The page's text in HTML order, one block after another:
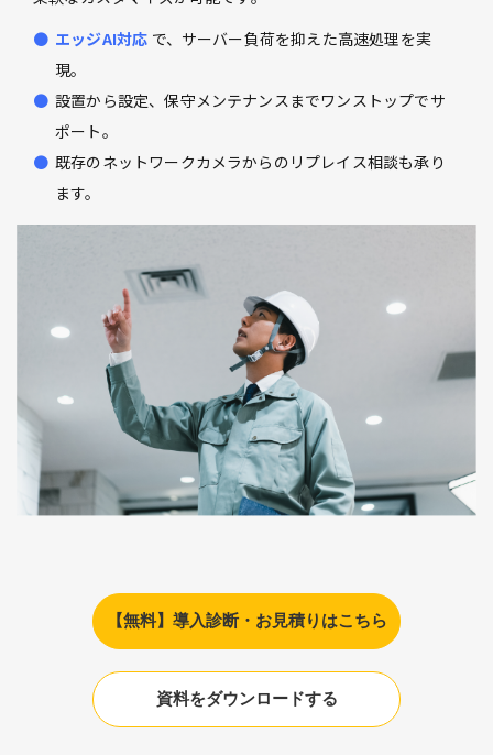
エッジAI対応 で、サーバー負荷を抑えた高速処理を実
現。
設置から設定、保守メンテナンスまでワンストップでサ
ポート。
既存のネットワークカメラからのリプレイス相談も承り
ます。
【無料】導入診断・お見積りはこちら
資料をダウンロードする